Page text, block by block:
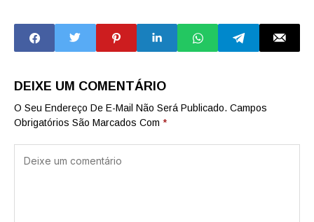
inventário
na capital e no
interior
DEIXE UM COMENTÁRIO
O Seu Endereço De E-Mail Não Será Publicado. Campos
Obrigatórios São Marcados Com *